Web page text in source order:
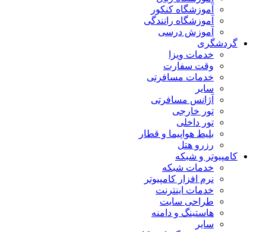
آموزشگاه کنکور
آموزشگاه رانندگی
آموزش درسی
گردشگری
خدمات ویزا
وقت سفارت
خدمات مسافرتی
سایر
آژانس مسافرتی
تور خارجی
تور داخلی
بلیط هواپیما و قطار
رزرو هتل
کامپیوتر و شبکه
خدمات شبکه
نرم افزار کامپیوتر
خدمات اینترنت
طراحی سایت
هاستینگ و دامنه
سایر